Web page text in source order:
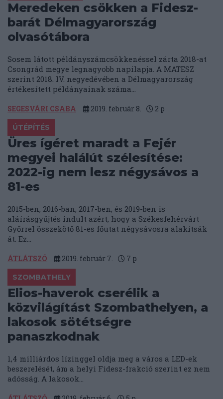
Meredeken csökken a Fidesz-
barát Délmagyarország
olvasótábora
Sosem látott példányszámcsökkenéssel zárta 2018-at
Csongrád megye legnagyobb napilapja. A MATESZ
szerint 2018. IV. negyedévében a Délmagyarország
értékesített példányainak száma...
SEGESVÁRI CSABA 2019. február 8. 2 p
ÚTÉPÍTÉS
Üres ígéret maradt a Fejér
megyei halálút szélesítése:
2022-ig nem lesz négysávos a
81-es
2015-ben, 2016-ban, 2017-ben, és 2019-ben is
aláírásgyűjtés indult azért, hogy a Székesfehérvárt
Győrrel összekötő 81-es főutat négysávosra alakítsák
át. Ez...
ÁTLÁTSZÓ 2019. február 7. 7 p
SZOMBATHELY
Elios-haverok cserélik a
közvilágítást Szombathelyen, a
lakosok sötétségre
panaszkodnak
1,4 milliárdos lízinggel oldja meg a város a LED-ek
beszerelését, ám a helyi Fidesz-frakció szerint ez nem
adósság. A lakosok...